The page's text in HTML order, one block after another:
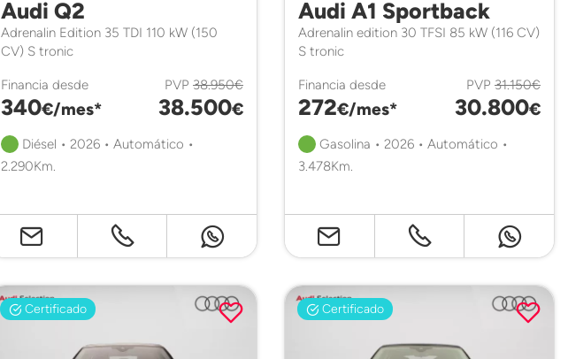
Audi Q2
Adrenalin Edition 35 TDI 110 kW (150
CV) S tronic
Financia desde
340€/mes*
PVP 38.950€
38.500€
Diésel • 2026 • Automático •
2.290Km.
Audi A1 Sportback
Adrenalin edition 30 TFSI 85 kW (116 CV)
S tronic
Financia desde
272€/mes*
PVP 31.150€
30.800€
Gasolina • 2026 • Automático •
3.478Km.
Certificado Certificado